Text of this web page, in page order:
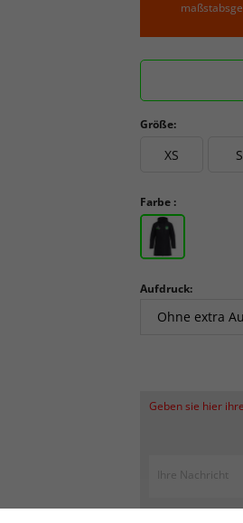
Größe:
XS S
Farbe :
Aufdruck:
Geben sie hier